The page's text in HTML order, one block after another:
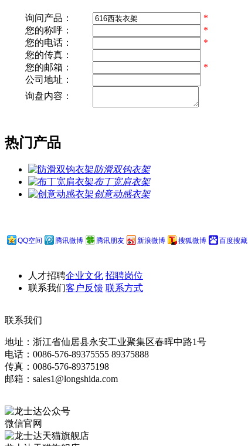
询问产品：
*
您的称呼：
*
您的电话：
*
您的传真：
您的邮箱：
*
公司地址：
询盘内容：
热门产品
防滑双钩衣架
布丁宽肩衣架
创意动感衣架
QQ空间 腾讯微博 腾讯朋友 新浪微博 搜狐微博 百度搜藏
人才招聘企业文化 招聘岗位
联系我们客户反馈 联系方式
联系我们
地址：浙江省仙居县永安工业聚集区春晖中路1号
电话：0086-576-89375555 89375888
传真：0086-576-89375198
邮箱：sales1@longshida.com
微信官网